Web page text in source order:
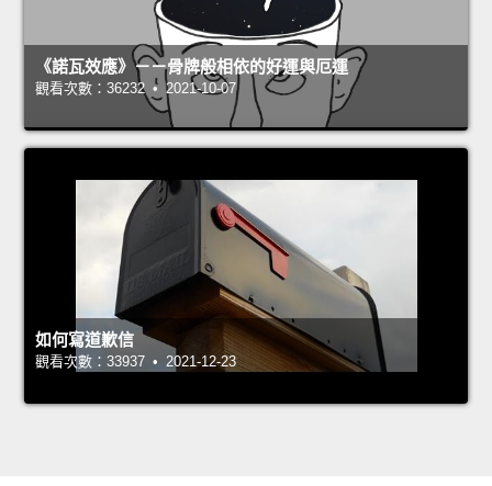
《諾瓦效應》－－骨牌般相依的好運與厄運
觀看次數：36232 • 2021-10-07
如何寫道歉信
觀看次數：33937 • 2021-12-23